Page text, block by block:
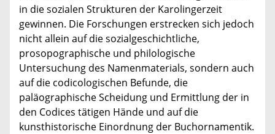
in die sozialen Strukturen der Karolingerzeit
gewinnen. Die Forschungen erstrecken sich jedoch
nicht allein auf die sozialgeschichtliche,
prosopographische und philologische
Untersuchung des Namenmaterials, sondern auch
auf die codicologischen Befunde, die
paläographische Scheidung und Ermittlung der in
den Codices tätigen Hände und auf die
kunsthistorische Einordnung der Buchornamentik.